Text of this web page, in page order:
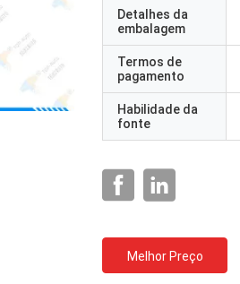
Detalhes da
embalagem
Termos de
pagamento
Habilidade da
fonte
Melhor Preço